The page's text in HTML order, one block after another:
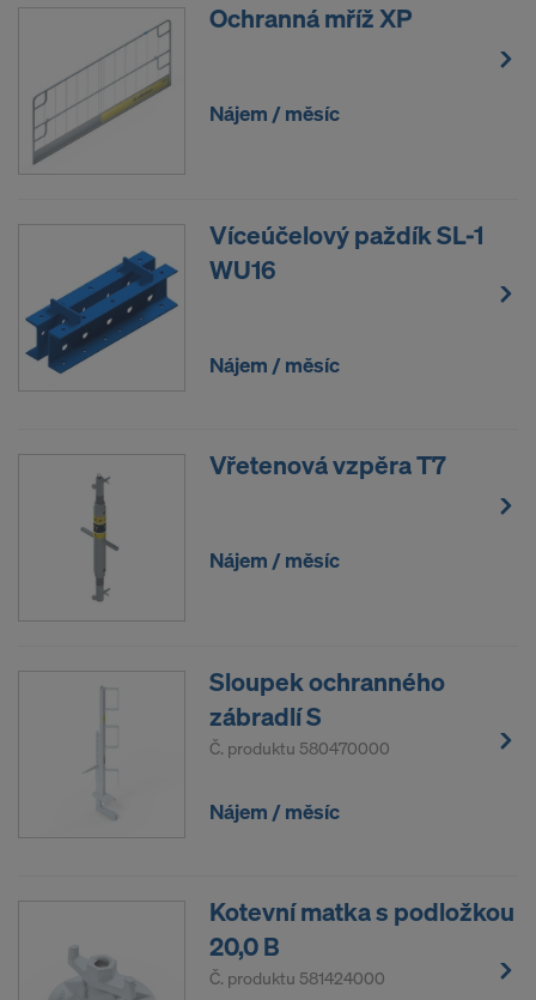
Ochranná mříž XP
Nájem / měsíc
Víceúčelový paždík SL-1
WU16
Nájem / měsíc
Vřetenová vzpěra T7
Nájem / měsíc
Sloupek ochranného
zábradlí S
Č. produktu 580470000
Nájem / měsíc
Kotevní matka s podložkou
20,0 B
Č. produktu 581424000
SOUHLASÍTE S POUŽÍVÁNÍM
COOKIES A PŘEDÁVÁNÍM VAŠICH
OSOBNÍCH ÚDAJŮ DO USA?